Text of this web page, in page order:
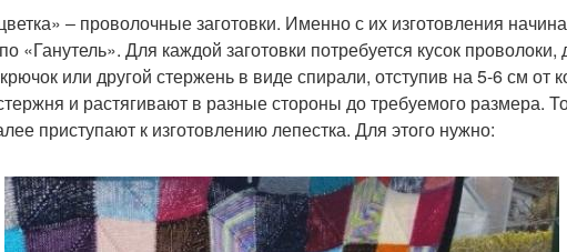
Супер идеи Нестандартные идеи
‒ проволочные заготовки. Именно с их изготовления
«Ганутель». Для каждой заготовки потребуется кусок
или другой стержень в виде спирали, отступив на 5-6 см от
и растягивают в разные стороны до требуемого размера.
приступают к изготовлению лепестка. Для этого нужно: